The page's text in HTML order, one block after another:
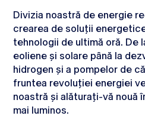
Divizia noastră de energie
crearea de soluții
tehnologii de ultimă oră. De
eoliene și solare până la
hidrogen și a pompelor de
fruntea revoluției energiei
noastră și alăturați-vă nouă
mai luminos.